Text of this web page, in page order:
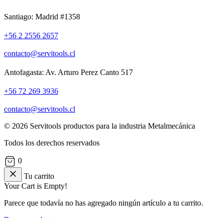
Santiago: Madrid #1358
+56 2 2556 2657
contacto@servitools.cl
Antofagasta: Av. Arturo Perez Canto 517
+56 72 269 3936
contacto@servitools.cl
© 2026 Servitools productos para la industria Metalmecánica
Todos los derechos reservados
0
Tu carrito
Your Cart is Empty!
Parece que todavía no has agregado ningún artículo a tu carrito.